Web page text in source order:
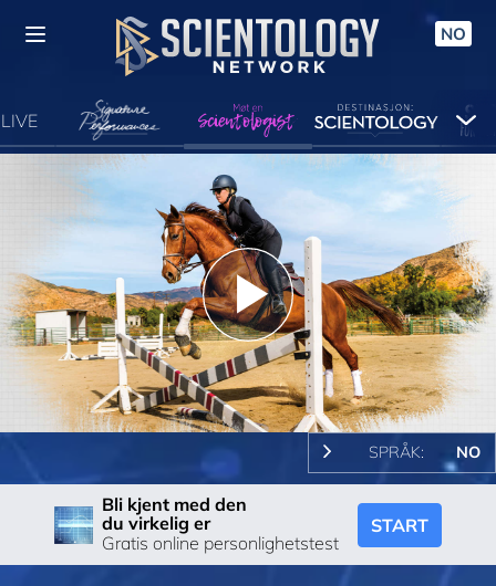
NO
LIVE
Play
Video
SPRÅK: NO
Bli kjent med den
du virkelig er
Gratis online personlighetstest
START